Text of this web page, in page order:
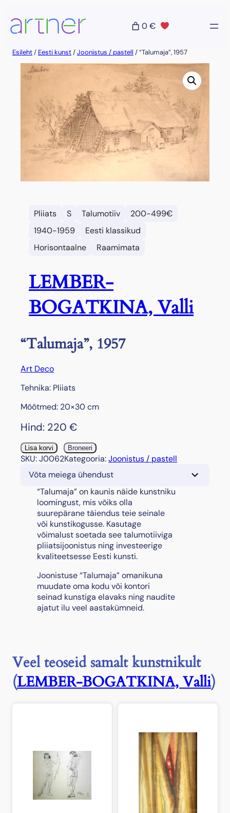
sisu
juurde
0 €
Esileht/ Eesti kunst/Joonistus / pastell / “Talumaja”, 1957
Pliiats S Talumotiiv
200-499€
1940-1959
Eesti klassikud
Horisontaalne
Raamimata
LEMBER-
BOGATKINA, Valli
“Talumaja”, 1957
Art Deco
Tehnika: Pliiats
Mõõtmed: 20×30 cm
Hind: 220 €
"
T
Lisa korvi Broneeri
SKU:J0062Kategooria:Joonistus / pastell
Võta meiega ühendust
“Talumaja” on kaunis näide kunstniku
loomingust, mis võiks olla
suurepärane täiendus teie seinale
või kunstikogusse. Kasutage
võimalust soetada see talumotiiviga
pliiatsijoonistus ning investeerige
kvaliteetsesse Eesti kunsti.
Joonistuse “Talumaja” omanikuna
muudate oma kodu või kontori
seinad kunstiga elavaks ning naudite
ajatut ilu veel aastakümneid.
Veel teoseid samalt kunstnikult
(LEMBER-BOGATKINA, Valli)